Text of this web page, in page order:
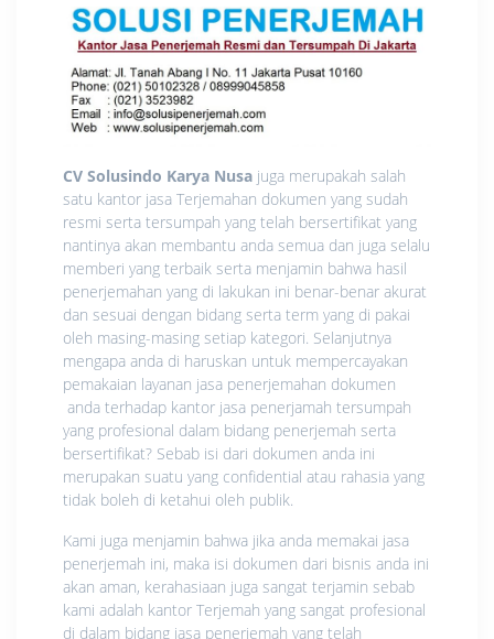
CV Solusindo Karya Nusa juga merupakah salah
satu kantor jasa Terjemahan dokumen yang sudah
resmi serta tersumpah yang telah bersertifikat yang
nantinya akan membantu anda semua dan juga selalu
memberi yang terbaik serta menjamin bahwa hasil
penerjemahan yang di lakukan ini benar-benar akurat
dan sesuai dengan bidang serta term yang di pakai
oleh masing-masing setiap kategori. Selanjutnya
mengapa anda di haruskan untuk mempercayakan
pemakaian layanan jasa penerjemahan dokumen
anda terhadap kantor jasa penerjamah tersumpah
yang profesional dalam bidang penerjemah serta
bersertifikat? Sebab isi dari dokumen anda ini
merupakan suatu yang confidential atau rahasia yang
tidak boleh di ketahui oleh publik.
Kami juga menjamin bahwa jika anda memakai jasa
penerjemah ini, maka isi dokumen dari bisnis anda ini
akan aman, kerahasiaan juga sangat terjamin sebab
kami adalah kantor Terjemah yang sangat profesional
di dalam bidang jasa penerjemah yang telah